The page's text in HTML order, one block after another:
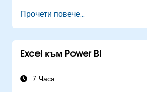
Да научат най-добрите
оптимизиране на
DAX.
Прочети повече...
Excel към Power BI
7 Часа